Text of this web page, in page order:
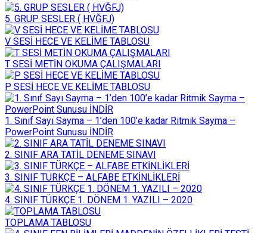
5. GRUP SESLER ( HVĞFJ)
V SESİ HECE VE KELİME TABLOSU
T SESİ METİN OKUMA ÇALIŞMALARI
P SESİ HECE VE KELİME TABLOSU
1. Sınıf Sayı Sayma – 1’den 100’e kadar Ritmik Sayma –
PowerPoint Sunusu İNDİR
2. SINIF ARA TATİL DENEME SINAVI
3. SINIF TÜRKÇE – ALFABE ETKİNLİKLERİ
4. SINIF TÜRKÇE 1. DÖNEM 1. YAZILI – 2020
TOPLAMA TABLOSU